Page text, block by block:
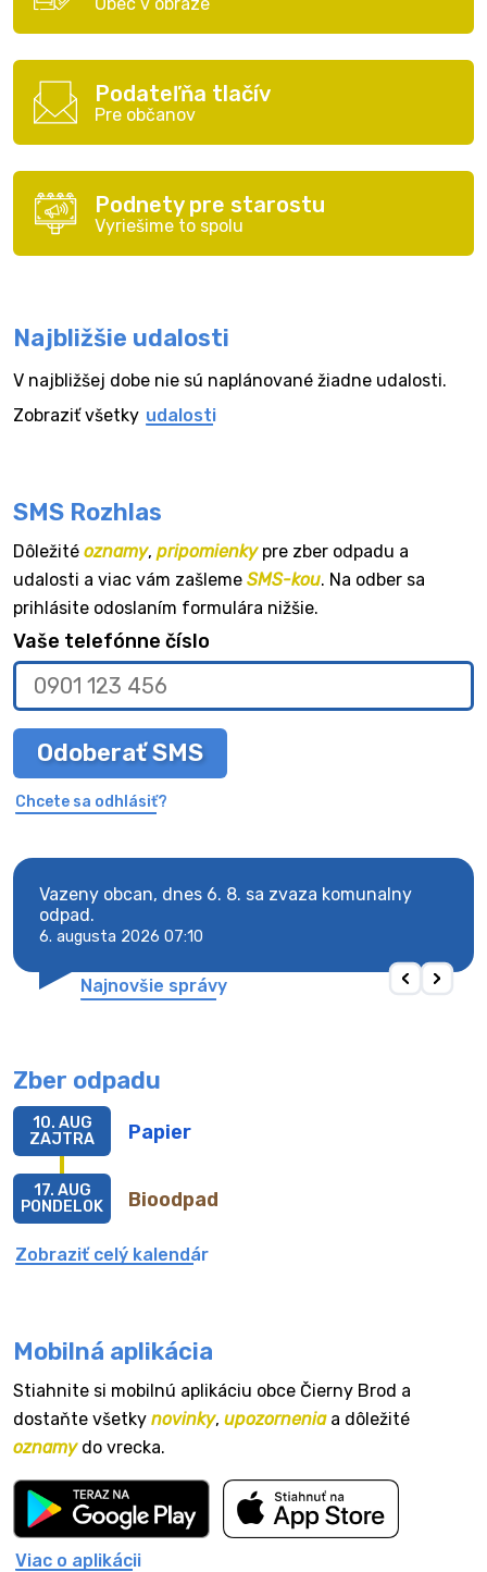
Podateľňa tlačív
Pre občanov
Podnety pre starostu
Vyriešime to spolu
Najbližšie udalosti
V najbližšej dobe nie sú naplánované žiadne udalosti.
Zobraziť všetky udalosti
SMS Rozhlas
Dôležité oznamy, pripomienkypre zber odpadu a
udalosti a viac vám zašleme SMS-kou. Na odber sa
prihlásite odoslaním formulára nižšie.
Vaše telefónne číslo
Odoberať SMS
Chcete sa odhlásiť?
Vazeny obcan, dnes 6. 8. sa zvaza komunalny
odpad.
6. augusta 2026 07:10
Najnovšie správy
Zber odpadu
Papier
10. AUG
ZAJTRA
Bioodpad
17. AUG
PONDELOK
Zobraziť celý kalendár
Mobilná aplikácia
Stiahnite si mobilnú aplikáciu obce Čierny Brod a
dostaňte všetky novinky, upozorneniaa dôležité
oznamydo vrecka.
Viac o aplikácii